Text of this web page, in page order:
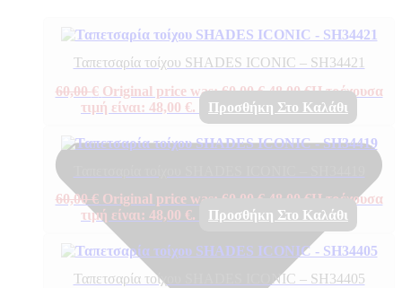
Ταπετσαρία τοίχου SHADES ICONIC – SH34421
60,00€ Original price was: 60,00 €.48,00€Η τρέχουσα
τιμή είναι: 48,00 €.
Προσθήκη Στο Καλάθι
60,00€ Original price was: 60,00 €. 48,00 €Η τρέχουσα
τιμή είναι: 48,00 €.
Προσθήκη Στο Καλάθι
Ταπετσαρία τοίχου SHADES ICONIC – SH34405